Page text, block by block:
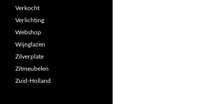
Verkocht
Verlichting
Webshop
Wijnglazen
Zilverplate
Zitmeubelen
Zuid-Holland